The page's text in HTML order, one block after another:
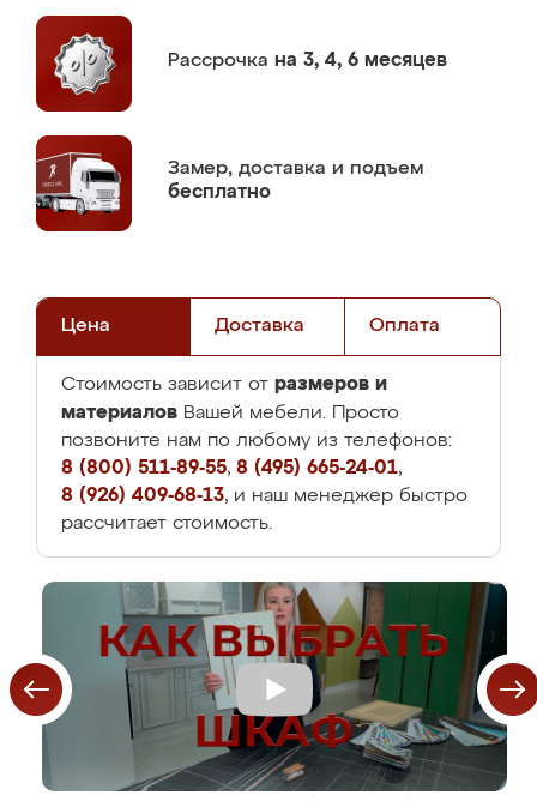
Рассрочка на 3, 4, 6 месяцев
Замер, доставка и подъем
бесплатно
Цена Доставка Оплата
Стоимость зависит от размеров и
материалов Вашей мебели. Просто
позвоните нам по любому из телефонов:
8 (800) 511-89-55, 8 (495) 665-24-01,
8 (926) 409-68-13, и наш менеджер быстро
рассчитает стоимость.